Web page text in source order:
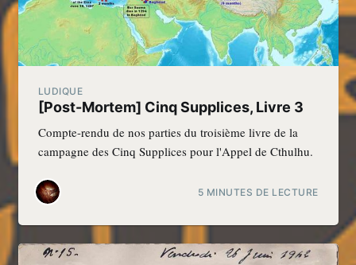
LUDIQUE
[Post-Mortem] Cinq Supplices, Livre 3
Compte-rendu de nos parties du troisième livre de la
campagne des Cinq Supplices pour l'Appel de Cthulhu.
5 MINUTES DE LECTURE